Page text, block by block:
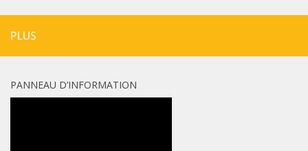
PLUS
PANNEAU D’INFORMATION